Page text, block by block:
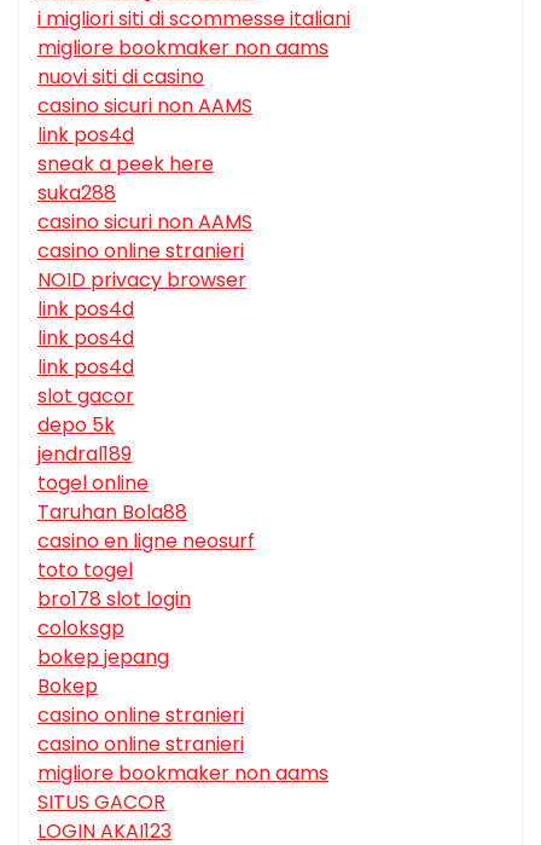
i migliori siti di scommesse italiani
migliore bookmaker non aams
nuovi siti di casino
casino sicuri non AAMS
link pos4d
sneak a peek here
suka288
casino sicuri non AAMS
casino online stranieri
NOID privacy browser
link pos4d
link pos4d
link pos4d
slot gacor
depo 5k
jendral189
togel online
Taruhan Bola88
casino en ligne neosurf
toto togel
bro178 slot login
coloksgp
bokep jepang
Bokep
casino online stranieri
casino online stranieri
migliore bookmaker non aams
SITUS GACOR
LOGIN AKAI123